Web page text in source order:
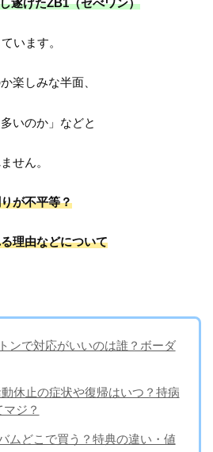
ています。
楽しみな半面、
いのか」などと
せん。
が不平等？
理由などについて
ンで対応がいいのは誰？ボーダ
動休止の症状や復帰はいつ？持病
ジ？
ムどこで買う？特典の違い・値